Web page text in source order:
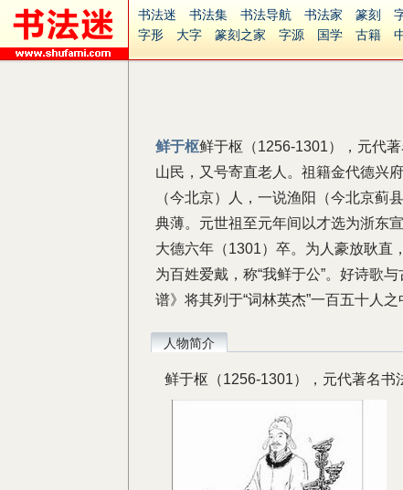
书法迷 书法集 书法导航 书法家 篆刻
字形
大字 篆刻之家 字源 国学 古籍
鲜于枢鲜于枢（1256-1301），元代
山民，又号寄直老人。祖籍金代德兴
（今北京）人，一说渔阳（今北京蓟
典薄。元世祖至元年间以才选为浙东
大德六年（1301）卒。为人豪放耿直
为百姓爱戴，称“我鲜于公”。好诗歌
谱》将其列于“词林英杰”一百五十人
人物简介
鲜于枢（1256-1301），元代著名书